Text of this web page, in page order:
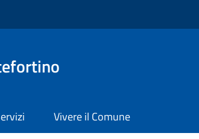
Vivere il Comune